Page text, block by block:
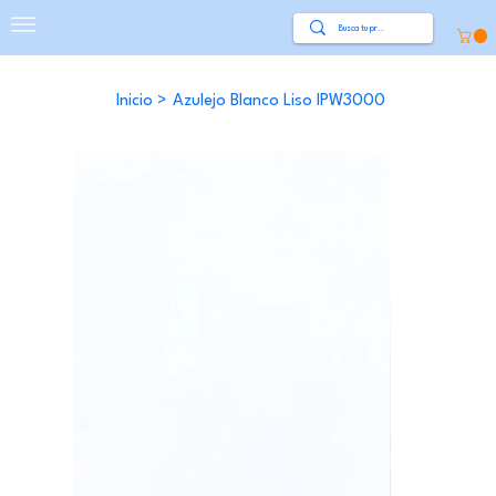
Inicio > Azulejo Blanco Liso IPW3000